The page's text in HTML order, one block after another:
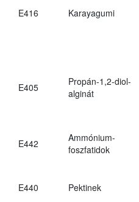
E416 Karayagumi
E405
Propán-1,2-diol-
alginát
E442
Ammónium-
foszfatidok
E440 Pektinek